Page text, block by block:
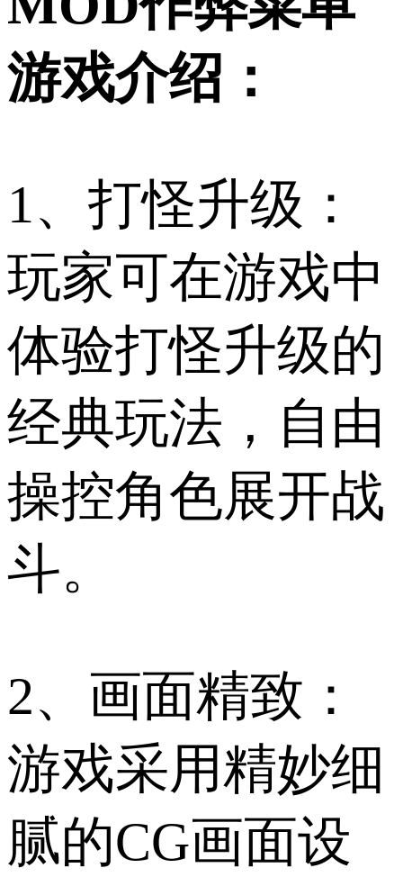
游戏介绍：
1、打怪升级：
玩家可在游戏中
体验打怪升级的
经典玩法，自由
操控角色展开战
斗。
2、画面精致：
游戏采用精妙细
腻的CG画面设